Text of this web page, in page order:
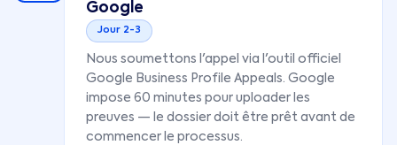
Google
Jour 2-3
Nous soumettons l'appel via l'outil officiel
Google Business Profile Appeals. Google
impose 60 minutes pour uploader les
preuves — le dossier doit être prêt avant de
commencer le processus.